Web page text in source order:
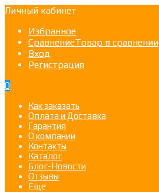
Личный кабинет
Избранное
СравнениеТовар в сравнении
Вход
Регистрация
0
Как заказать
Оплата и Доставка
Гарантия
О компании
Контакты
Каталог
Блог-Новости
Отзывы
Еще